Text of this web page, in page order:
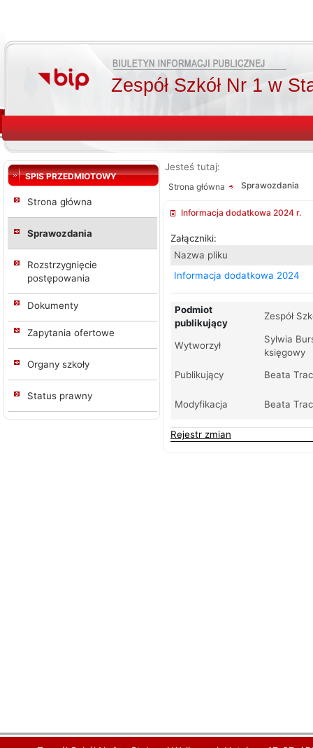
Zespół Szkół Nr 1 w
SPIS PRZEDMIOTOWY
Strona główna
Sprawozdania
Rozstrzygnięcie
postępowania
Dokumenty
Zapytania ofertowe
Organy szkoły
Status prawny
Jesteś tutaj:
Strona główna Sprawozdania
Informacja dodatkowa 2024 r.
Załączniki:
Nazwa pliku
Informacja dodatkowa 2024
Podmiot
publikujący
Zespół
Wytworzył
Sylwia
księgowy
Publikujący
Beata
Modyfikacja Beata
Rejestr zmian